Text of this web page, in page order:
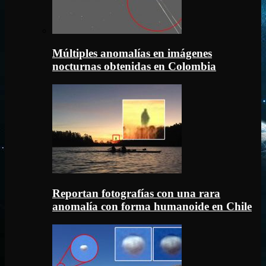
Múltiples anomalías en imágenes
nocturnas obtenidas en Colombia
Reportan fotografías con una rara
anomalía con forma humanoide en Chile